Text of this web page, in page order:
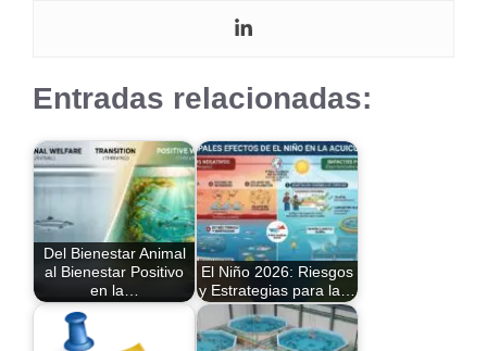
Entradas relacionadas:
Del Bienestar Animal
al Bienestar Positivo
en la…
El Niño 2026: Riesgos
y Estrategias para la…